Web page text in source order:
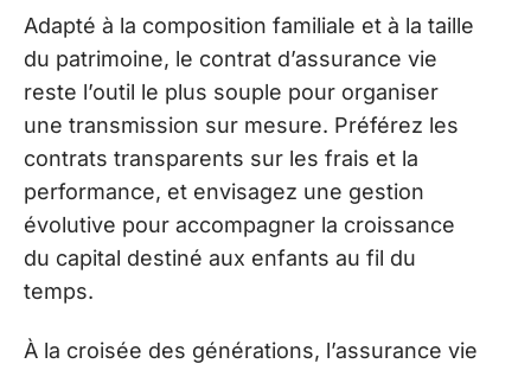
Adapté à la composition familiale et à la taille
du patrimoine, le contrat d’assurance vie
reste l’outil le plus souple pour organiser
une transmission sur mesure. Préférez les
contrats transparents sur les frais et la
performance, et envisagez une gestion
évolutive pour accompagner la croissance
du capital destiné aux enfants au fil du
temps.
À la croisée des générations, l’assurance vie